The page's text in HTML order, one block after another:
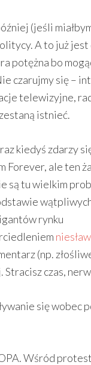
(jeśli
A to już jest
potężna bo
czarujmy się –
telewizyjne,
istnieć.
kiedyś zdarzy
Forever, ale ten
są tu wielkim
rynku
(np.
Stracisz czas,
się wobec
Wśród